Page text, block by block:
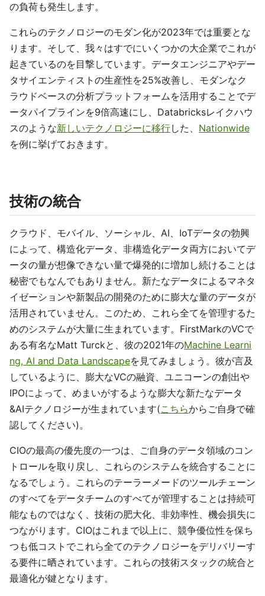
の負荷も発生します。
これらのテクノロジーのモダン化が2023年では重要とな
ります。そして、我々はすでにいくつかの大企業でこれが
起きているのを目撃しています。データエンジニアやデー
タサイエンティストの生産性を25%改善し、モダンなク
ラウドベースの分析プラットフォームを活用することでデ
ータパイプラインを9倍高速にし、Databricksレイクハウ
スのような新しいテクノロジーに移行した、 Nationwide
を例に挙げておきます。
技術の統合
クラウド、モバイル、ソーシャル、AI、IoTデータの勃興
によって、構造化データ、非構造化データ両方においてデ
ータの量が想像できない量で爆発的に増加し続けることは
秘密でもなんでもありません。新たなデータによるマネタ
イゼーションや新製品の開発のために膨大な量のデータが
活用されていません。このため、これら全てを管理するた
めのシステムが大量に生まれています。FirstMarkのVCで
ある有名なMatt Turckと、彼の2021年のMachine Learni
ng, AI and Data Landscapeを見てみましょう。彼が言及
しているように、膨大なVCの融資、ユニコーンの創出や
IPOによって、めまいがするような膨大な新たなデータ
&AIテクノロジーが生まれています(こちらからご自身で確
認してください)。
CIOの最高の優先度の一つは、ご自身のデータ領域のコン
トロールを取り戻し、これらのシステムを統合することに
なるでしょう。これらのテーラーメードのツールチェーン
のすべてをデータチームのすべてが管理することは持続可
能なものではなく、技術の肥大化、非効率性、機会損失に
つながります。CIOはこれまで以上に、競争優位性を保ち
つも低コストでこれら全てのテクノロジーをデリバリーす
る要件に晒されています。これらの技術スタックの統合と
最適化が鍵となります。